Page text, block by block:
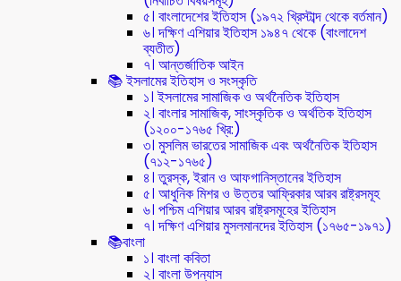
৫। বাংলাদেশের ইতিহাস (১৯৭২ খ্রিস্টাব্দ থেকে বর্তমান)
৬। দক্ষিণ এশিয়ার ইতিহাস ১৯৪৭ থেকে (বাংলাদেশ
ব্যতীত)
৭। আন্তর্জাতিক আইন
📚 ইসলামের ইতিহাস ও সংস্কৃতি
১। ইসলামের সামাজিক ও অর্থনৈতিক ইতিহাস
২। বাংলার সামাজিক, সাংস্কৃতিক ও অর্থতিক ইতিহাস
(১২০০-১৭৬৫ খ্রি:)
৩। মুসলিম ভারতের সামাজিক এবং অর্থনৈতিক ইতিহাস
(৭১২-১৭৬৫)
৪। তুরস্ক, ইরান ও আফগানিস্তানের ইতিহাস
৫। আধুনিক মিশর ও উত্তর আফ্রিকার আরব রাষ্ট্রসমূহ
৬। পশ্চিম এশিয়ার আরব রাষ্ট্রসমূহের ইতিহাস
৭। দক্ষিণ এশিয়ার মুসলমানদের ইতিহাস (১৭৬৫-১৯৭১)
📚বাংলা
১। বাংলা কবিতা
২। বাংলা উপন্যাস